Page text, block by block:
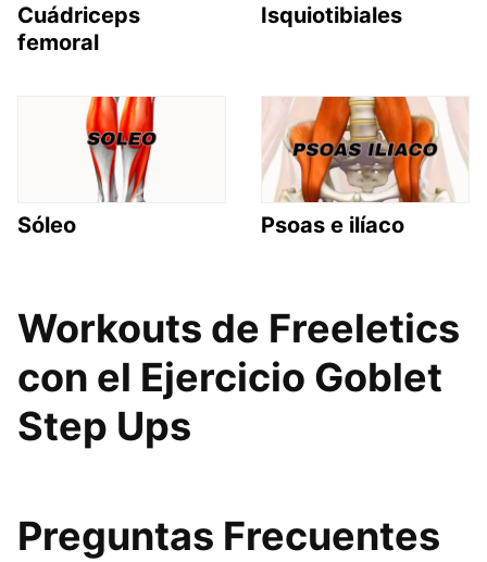
Cuádriceps
femoral
Isquiotibiales
Sóleo Psoas e ilíaco
Workouts de Freeletics
con el Ejercicio Goblet
Step Ups
Preguntas Frecuentes